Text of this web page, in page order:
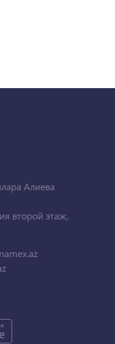
Алиева
второй этаж,